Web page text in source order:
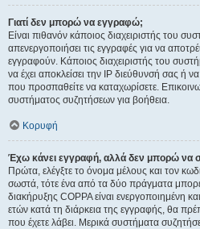
Γιατί δεν μπορώ να εγγραφώ;
Είναι πιθανόν κάποιος διαχειριστής του
απενεργοποιήσει τις εγγραφές για να
εγγραφούν. Κάποιος διαχειριστής του
να έχει αποκλείσει την IP διεύθυνσή σας ή
που προσπαθείτε να καταχωρίσετε.
συστήματος συζητήσεων για βοήθεια.
Κορυφή
Έχω κάνει εγγραφή, αλλά δεν μπορώ να
Πρώτα, ελέγξτε το όνομα μέλους και τον
σωστά, τότε ένα από τα δύο πράγματα
διακήρυξης COPPA είναι ενεργοποιημένη
ετών κατά τη διάρκεια της εγγραφής, θα
που έχετε λάβει. Μερικά συστήματα